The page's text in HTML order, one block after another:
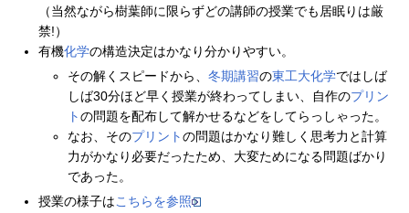
（当然ながら樹葉師に限らずどの講師の授業でも居眠りは厳
禁!）
有機化学の構造決定はかなり分かりやすい。
その解くスピードから、 冬期講習の東工大化学ではしば
しば30分ほど早く授業が終わってしまい、自作のプリン
トの問題を配布して解かせるなどをしてらっしゃった。
なお、そのプリントの問題はかなり難しく思考力と計算
力がかなり必要だったため、大変ためになる問題ばかり
であった。
授業の様子はこちらを参照